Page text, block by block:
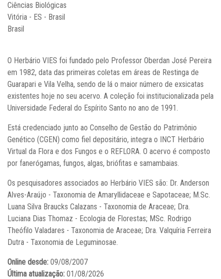
Ciências Biológicas
Vitória - ES - Brasil
Brasil
O Herbário VIES foi fundado pelo Professor Oberdan José Pereira
em 1982, data das primeiras coletas em áreas de Restinga de
Guarapari e Vila Velha, sendo de lá o maior número de exsicatas
existentes hoje no seu acervo. A coleção foi institucionalizada pela
Universidade Federal do Espírito Santo no ano de 1991.
Está credenciado junto ao Conselho de Gestão do Patrimônio
Genético (CGEN) como fiel depositário, integra o INCT Herbário
Virtual da Flora e dos Fungos e o REFLORA. O acervo é composto
por fanerógamas, fungos, algas, briófitas e samambaias.
Os pesquisadores associados ao Herbário VIES são: Dr. Anderson
Alves-Araújo - Taxonomia de Amaryllidaceae e Sapotaceae; M.Sc.
Luana Silva Braucks Calazans - Taxonomia de Araceae; Dra.
Luciana Dias Thomaz - Ecologia de Florestas; MSc. Rodrigo
Theófilo Valadares - Taxonomia de Araceae; Dra. Valquíria Ferreira
Dutra - Taxonomia de Leguminosae.
Online desde: 09/08/2007
Última atualização: 01/08/2026